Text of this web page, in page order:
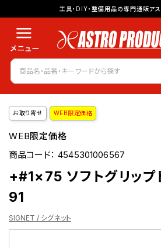
工具・DIY・整備用品の専門通販ア
お取り寄せ WEB限定価格
WEB限定価格
商品コード：4545301006567
+#1×75 ソフトグリッ
91
SIGNET / シグネット